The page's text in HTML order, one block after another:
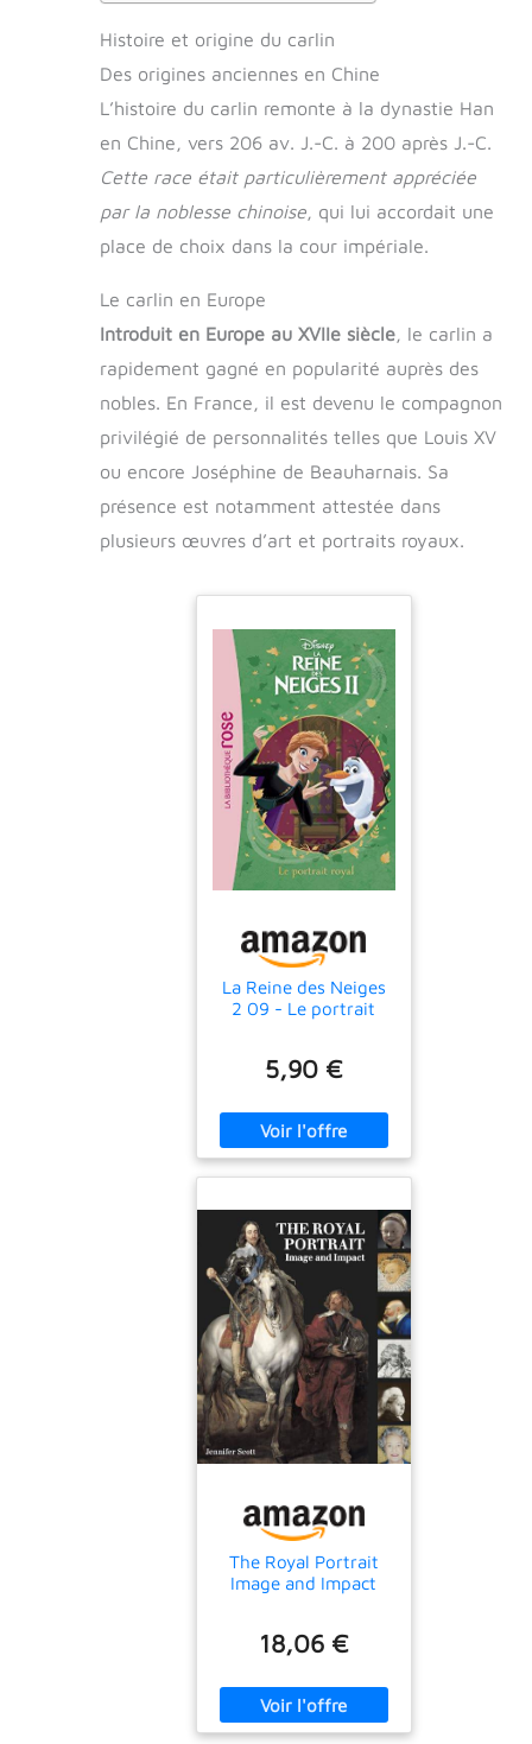
Histoire et origine du carlin
Des origines anciennes en Chine
L’histoire du carlin remonte à la dynastie Han
en Chine, vers 206 av. J.-C. à 200 après J.-C.
Cette race était particulièrement appréciée
par la noblesse chinoise, qui lui accordait une
place de choix dans la cour impériale.
Le carlin en Europe
Introduit en Europe au XVIIe siècle, le carlin a
rapidement gagné en popularité auprès des
nobles. En France, il est devenu le compagnon
privilégié de personnalités telles que Louis XV
ou encore Joséphine de Beauharnais. Sa
présence est notamment attestée dans
plusieurs œuvres d’art et portraits royaux.
La Reine des Neiges
2 09 - Le portrait
5,90 €
The Royal Portrait
Image and Impact
18,06 €